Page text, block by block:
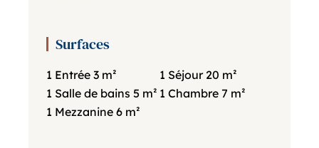
Surfaces
1 Entrée 3 m² 1 Séjour 20 m²
1 Salle de bains 5 m² 1 Chambre 7 m²
1 Mezzanine 6 m²